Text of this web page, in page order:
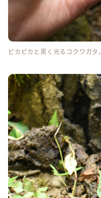
ピカピカと黒く光るコクワガタ。